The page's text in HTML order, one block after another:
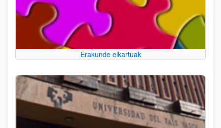
Erakunde elkartuak